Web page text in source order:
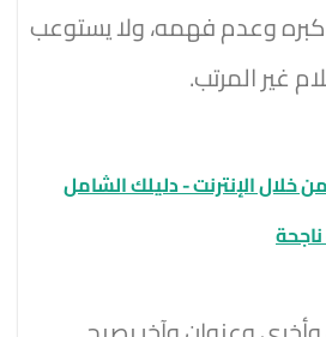
وعدم فهمه، ولا يستوعب
غير المرتب.
خلال الإنترنت - دليلك الشامل